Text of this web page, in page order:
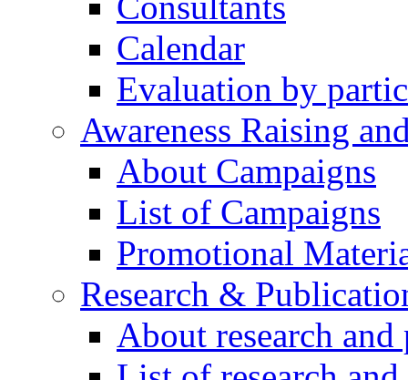
Calendar
Evaluation by
Awareness Raising
About Campaigns
List of Campaigns
Promotional
Research &
About research